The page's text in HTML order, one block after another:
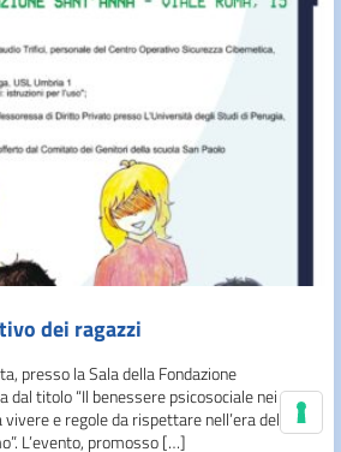
dei ragazzi
presso la Sala della Fondazione
dal titolo “Il benessere psicosociale nei
e regole da rispettare nell’era del
L’evento, promosso […]
Le